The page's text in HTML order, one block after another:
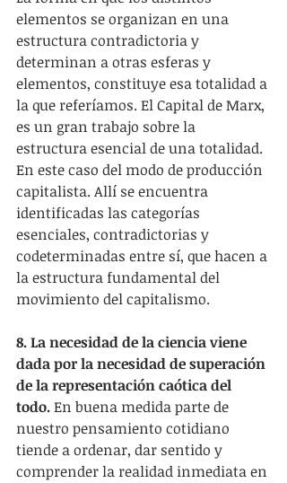
elementos se organizan en una
estructura contradictoria y
determinan a otras esferas y
elementos, constituye esa totalidad a
la que referíamos. El Capital de Marx,
es un gran trabajo sobre la
estructura esencial de una totalidad.
En este caso del modo de producción
capitalista. Allí se encuentra
identificadas las categorías
esenciales, contradictorias y
codeterminadas entre sí, que hacen a
la estructura fundamental del
movimiento del capitalismo.
8. La necesidad de la ciencia viene
dada por la necesidad de superación
de la representación caótica del
todo. En buena medida parte de
nuestro pensamiento cotidiano
tiende a ordenar, dar sentido y
comprender la realidad inmediata en